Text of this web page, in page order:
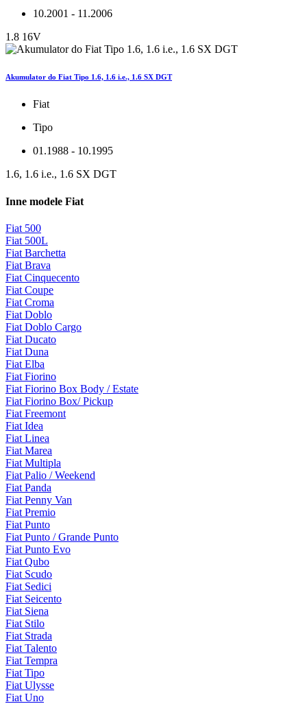
10.2001 - 11.2006
1.8 16V
Akumulator do Fiat Tipo 1.6, 1.6 i.e., 1.6 SX DGT
Fiat
Tipo
01.1988 - 10.1995
1.6, 1.6 i.e., 1.6 SX DGT
Inne modele Fiat
Fiat 500
Fiat 500L
Fiat Barchetta
Fiat Brava
Fiat Cinquecento
Fiat Coupe
Fiat Croma
Fiat Doblo
Fiat Doblo Cargo
Fiat Ducato
Fiat Duna
Fiat Elba
Fiat Fiorino
Fiat Fiorino Box Body / Estate
Fiat Fiorino Box/ Pickup
Fiat Freemont
Fiat Idea
Fiat Linea
Fiat Marea
Fiat Multipla
Fiat Palio / Weekend
Fiat Panda
Fiat Penny Van
Fiat Premio
Fiat Punto
Fiat Punto / Grande Punto
Fiat Punto Evo
Fiat Qubo
Fiat Scudo
Fiat Sedici
Fiat Seicento
Fiat Siena
Fiat Stilo
Fiat Strada
Fiat Talento
Fiat Tempra
Fiat Tipo
Fiat Ulysse
Fiat Uno